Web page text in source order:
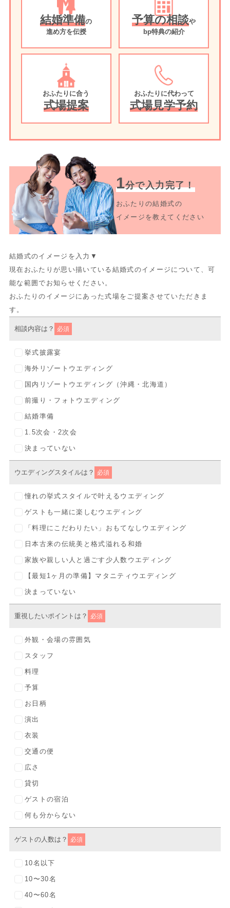
結婚準備の
進め方を伝授
予算の相談や
bp特典の紹介
おふたりに合う
式場提案
おふたりに代わって
式場見学予約
1分で入力完了！
おふたりの結婚式の
イメージを教えてください
結婚式のイメージを入力▼
現在おふたりが思い描いている結婚式のイメージについて、可
能な範囲でお知らせください。
おふたりのイメージにあった式場をご提案させていただきま
す。
相談内容は？ 必須
挙式披露宴
海外リゾートウエディング
国内リゾートウエディング（沖縄・北海道）
前撮り・フォトウエディング
結婚準備
1.5次会・2次会
決まっていない
ウエディングスタイルは？ 必須
憧れの挙式スタイルで叶えるウエディング
ゲストも一緒に楽しむウエディング
「料理にこだわりたい」おもてなしウエディング
日本古来の伝統美と格式溢れる和婚
家族や親しい人と過ごす少人数ウエディング
【最短1ヶ月の準備】マタニティウエディング
決まっていない
重視したいポイントは？ 必須
外観・会場の雰囲気
スタッフ
料理
予算
お日柄
演出
衣装
交通の便
広さ
貸切
ゲストの宿泊
何も分からない
ゲストの人数は？ 必須
10名以下
10〜30名
40〜60名